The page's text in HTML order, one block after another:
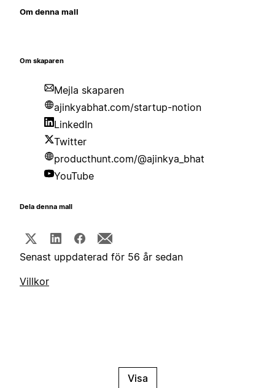
Om denna mall
Om skaparen
Mejla skaparen
ajinkyabhat.com/startup-notion
LinkedIn
Twitter
producthunt.com/@ajinkya_bhat
YouTube
Dela denna mall
Senast uppdaterad för 56 år sedan
Villkor
Visa